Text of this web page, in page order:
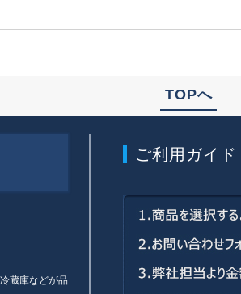
TOPへ
蔵庫などが品
ご利用ガイド